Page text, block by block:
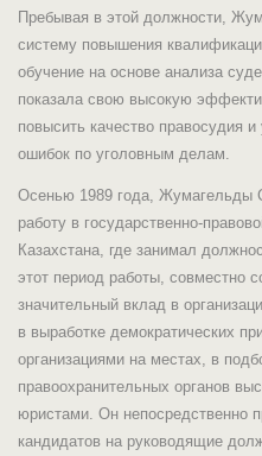
Пребывая в этой должности,
систему повышения
обучение на основе анализа
показала свою высокую
повысить качество правосудия
ошибок по уголовным делам.
Осенью 1989 года, Жумагельды
работу в государственно-
Казахстана, где занимал
этот период работы, совместно
значительный вклад в
в выработке демократических
организациями на местах, в
правоохранительных органов
юристами. Он непосредственно
кандидатов на руководящие